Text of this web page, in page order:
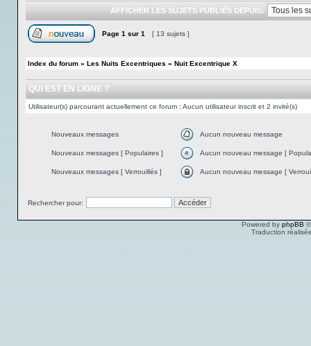
AFFICHER LES SUJETS PUBLIÉS DEPUIS:
Page 1 sur 1 [ 13 sujets ]
Index du forum » Les Nuits Excentriques » Nuit Excentrique X
QUI EST EN LIGNE ?
Utilisateur(s) parcourant actuellement ce forum : Aucun utilisateur inscrit et 2 invité(s)
Nouveaux messages Aucun nouveau message
Nouveaux messages [ Populaires ] Aucun nouveau message [
Nouveaux messages [ Verrouillés ] Aucun nouveau message [
Rechercher pour:
Powered by phpBB
Traduction